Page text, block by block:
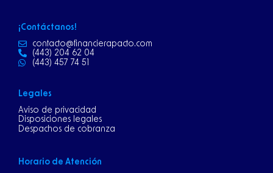
o
g
¡Contáctanos!
contacto@financierapacto.com
(443) 204 62 04
(443) 457 74 51
Legales
Aviso de privacidad
Disposiciones legales
Despachos de cobranza
Horario de Atención